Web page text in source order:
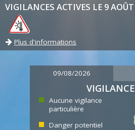
VIGILANCES ACTIVES LE 9 AOÛT
Plus d'informations
09/08/2026
Aucune vigilance
particulière
Danger potentiel